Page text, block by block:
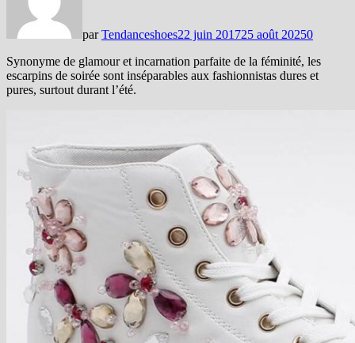
parTendanceshoes22 juin 201725 août 20250
Synonyme de glamour et incarnation parfaite de la féminité, les
escarpins de soirée sont inséparables aux fashionnistas dures et
pures, surtout durant l’été.